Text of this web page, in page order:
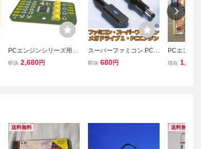
PCエンジンシリーズ用
RGB/SYNCアンプ （4.0
即決 2,680円
スーパーファミコン PCエ
ンジン メガドライブ 1 対
即決 680円
PCエンジ
ット 天外
現在 1,500
送料無料 送料無料